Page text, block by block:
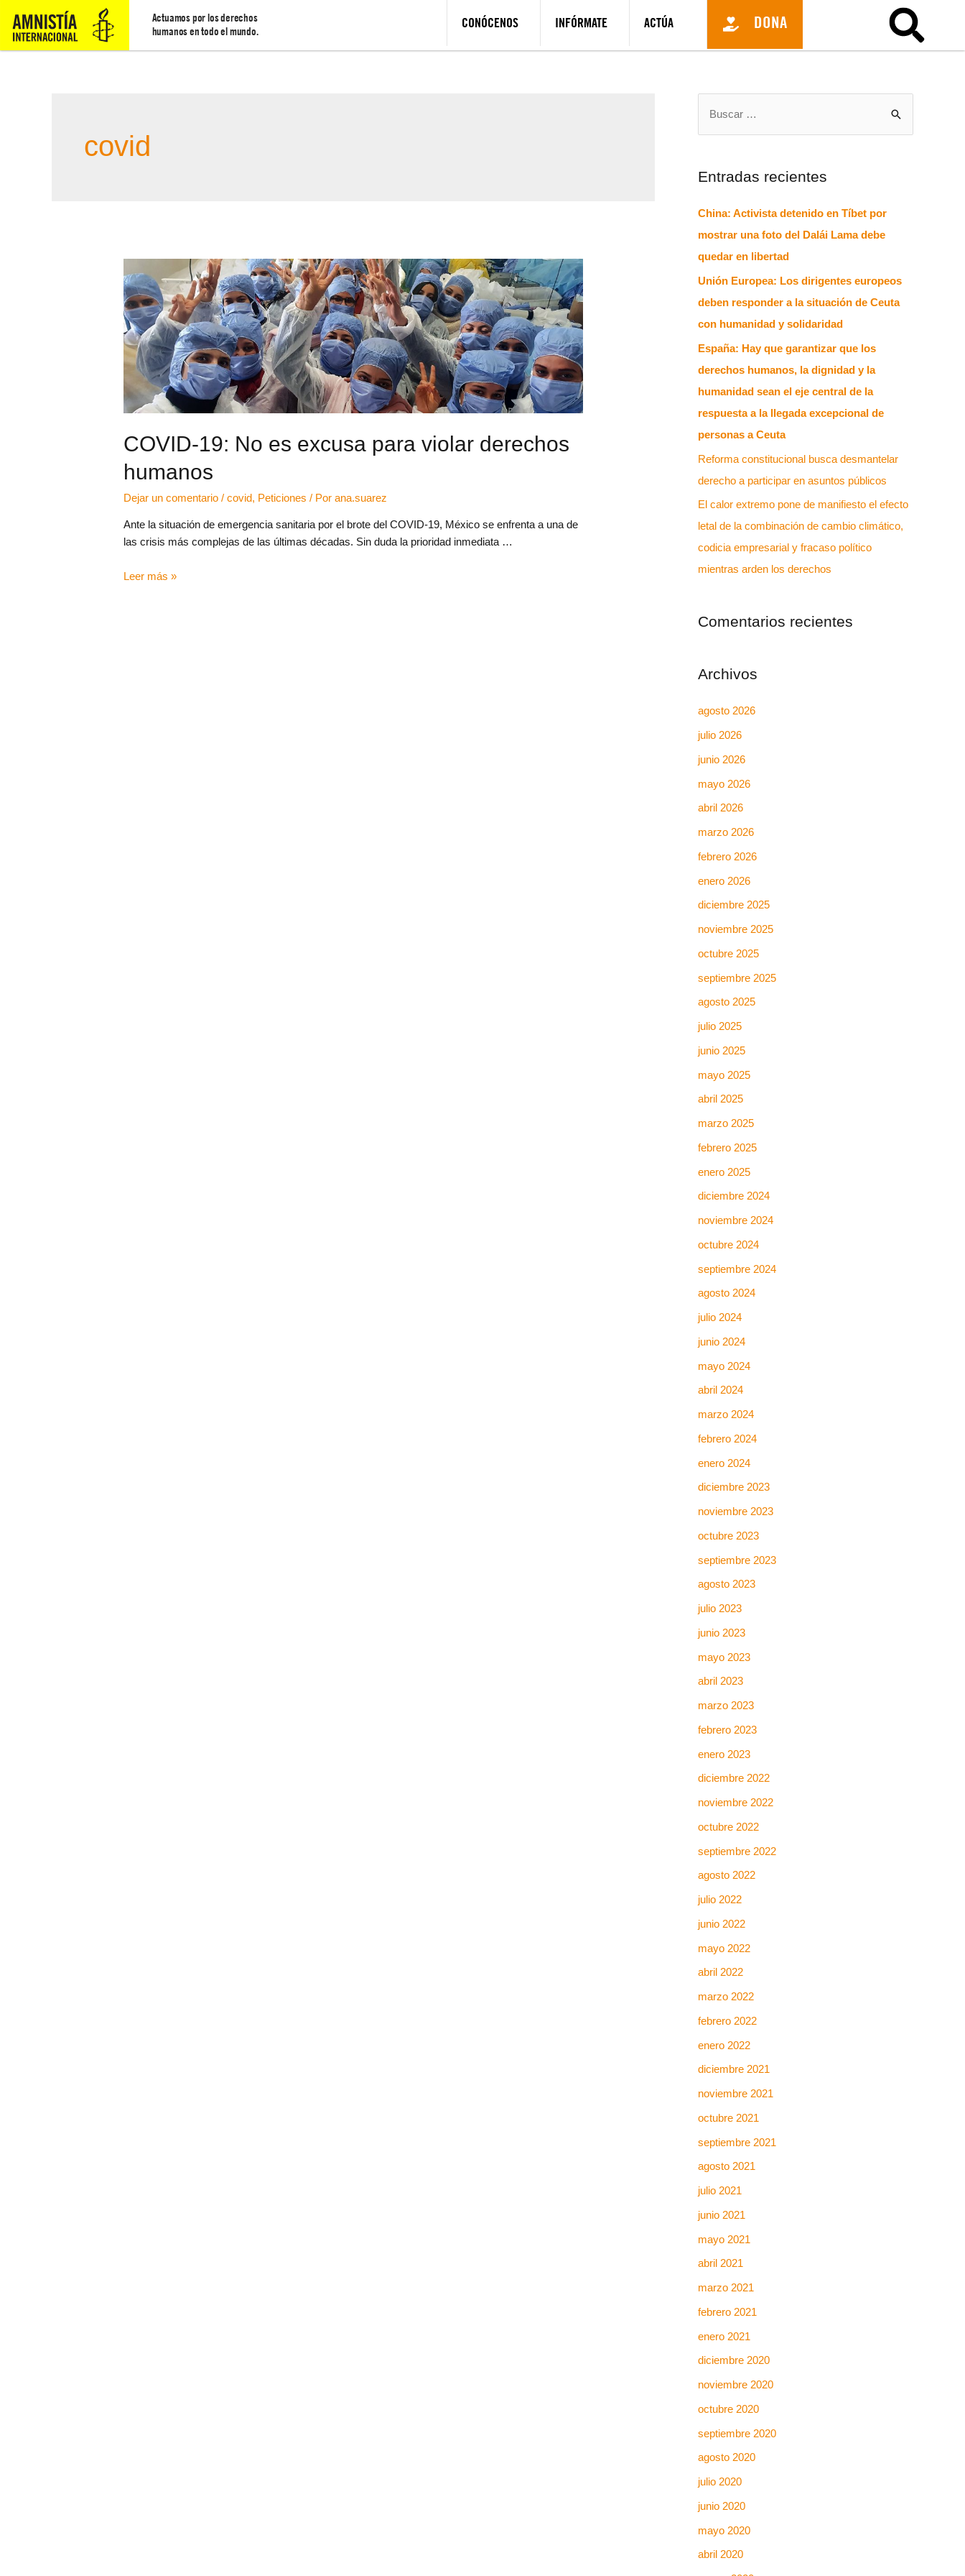
Actuamos por los derechos
humanos en todo el mundo.
CONÓCENOS INFÓRMATE ACTÚA DONA
covid
COVID-19: No es excusa para violar derechos
humanos
Dejar un comentario /covid, Peticiones / Porana.suarez
Ante la situación de emergencia sanitaria por el brote del COVID-19, México se enfrenta a una de
las crisis más complejas de las últimas décadas. Sin duda la prioridad inmediata …
Leer más »
Entradas recientes
China: Activista detenido en Tíbet por
mostrar una foto del Dalái Lama debe
quedar en libertad
Unión Europea: Los dirigentes europeos
deben responder a la situación de Ceuta
con humanidad y solidaridad
España: Hay que garantizar que los
derechos humanos, la dignidad y la
humanidad sean el eje central de la
respuesta a la llegada excepcional de
personas a Ceuta
Reforma constitucional busca desmantelar
derecho a participar en asuntos públicos
El calor extremo pone de manifiesto el efecto
letal de la combinación de cambio climático,
codicia empresarial y fracaso político
mientras arden los derechos
Comentarios recientes
Archivos
agosto 2026
julio 2026
junio 2026
mayo 2026
abril 2026
marzo 2026
febrero 2026
enero 2026
diciembre 2025
noviembre 2025
octubre 2025
septiembre 2025
agosto 2025
julio 2025
junio 2025
mayo 2025
abril 2025
marzo 2025
febrero 2025
enero 2025
diciembre 2024
noviembre 2024
octubre 2024
septiembre 2024
agosto 2024
julio 2024
junio 2024
mayo 2024
abril 2024
marzo 2024
febrero 2024
enero 2024
diciembre 2023
noviembre 2023
octubre 2023
septiembre 2023
agosto 2023
julio 2023
junio 2023
mayo 2023
abril 2023
marzo 2023
febrero 2023
enero 2023
diciembre 2022
noviembre 2022
octubre 2022
septiembre 2022
agosto 2022
julio 2022
junio 2022
mayo 2022
abril 2022
marzo 2022
febrero 2022
enero 2022
diciembre 2021
noviembre 2021
octubre 2021
septiembre 2021
agosto 2021
julio 2021
junio 2021
mayo 2021
abril 2021
marzo 2021
febrero 2021
enero 2021
diciembre 2020
noviembre 2020
octubre 2020
septiembre 2020
agosto 2020
julio 2020
junio 2020
mayo 2020
abril 2020